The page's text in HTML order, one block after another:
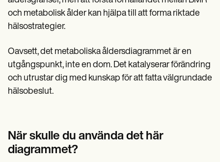
och metabolisk ålder kan hjälpa till att forma riktade
hälsostrategier.
Oavsett, det metaboliska åldersdiagrammet är en
utgångspunkt, inte en dom. Det katalyserar förändring
och utrustar dig med kunskap för att fatta välgrundade
hälsobeslut.
När skulle du använda det här
diagrammet?